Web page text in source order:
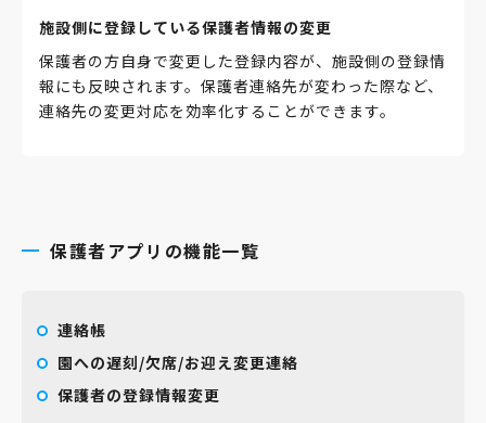
施設側に登録している保護者情報の変更
保護者の方自身で変更した登録内容が、施設側の登録情
報にも反映されます。保護者連絡先が変わった際など、
連絡先の変更対応を効率化することができます。
保護者アプリの機能一覧
連絡帳
園への遅刻/欠席/お迎え変更連絡
保護者の登録情報変更